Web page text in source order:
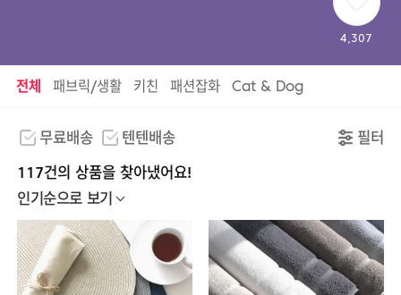
4,307
전체 패브릭/생활 키친 패션잡화 Cat & Dog
무료배송 텐텐배송 필터
117건의 상품을 찾아냈어요!
인기순으로 보기